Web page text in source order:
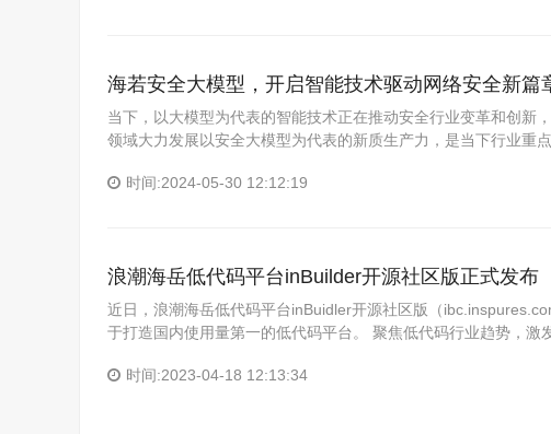
海若安全大模型，开启智能技术驱动网络安全新篇
当下，以大模型为代表的智能技术正在推动安全行业变革和创新
领域大力发展以安全大模型为代表的新质生产力，是当下行业重
时间:2024-05-30 12:12:19
浪潮海岳低代码平台inBuilder开源社区版正式发布
近日，浪潮海岳低代码平台inBuidler开源社区版（
于打造国内使用量第一的低代码平台。 聚焦低代码行业趋势，激
时间:2023-04-18 12:13:34